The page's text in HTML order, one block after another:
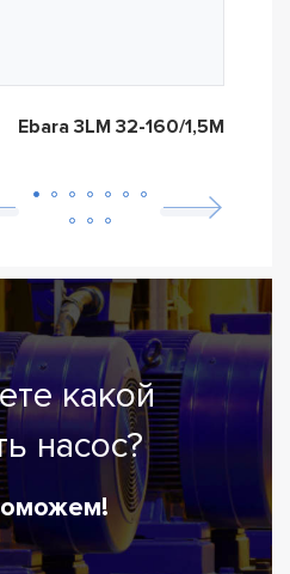
Ebara 3LM 32-160/1,5M
какой
насос?